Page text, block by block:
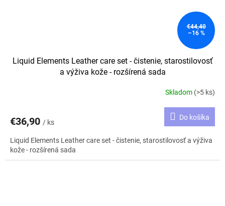
€44,40
–16 %
Liquid Elements Leather care set - čistenie, starostilovosť
a výživa kože - rozšírená sada
Skladom (>5 ks)
€36,90 / ks
Do košíka
Liquid Elements Leather care set - čistenie, starostilovosť a výživa
kože - rozšírená sada